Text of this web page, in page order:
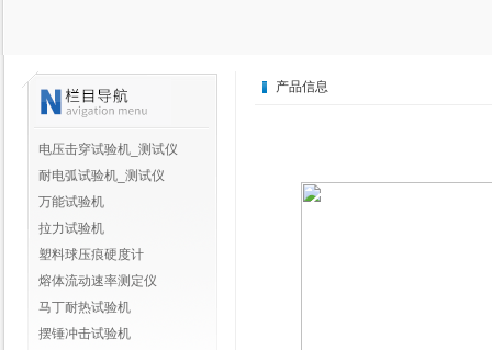
电压击穿试验机_测试仪
耐电弧试验机_测试仪
万能试验机
拉力试验机
塑料球压痕硬度计
熔体流动速率测定仪
马丁耐热试验机
摆锤冲击试验机
产品信息